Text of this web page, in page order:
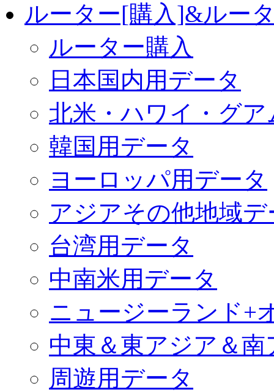
ルーター[購入]&ルー
ルーター購入
日本国内用データ
北米・ハワイ・グ
韓国用データ
ヨーロッパ用データ
アジアその他地域デ
台湾用データ
中南米用データ
ニュージーランド+
中東＆東アジア＆
周遊用データ